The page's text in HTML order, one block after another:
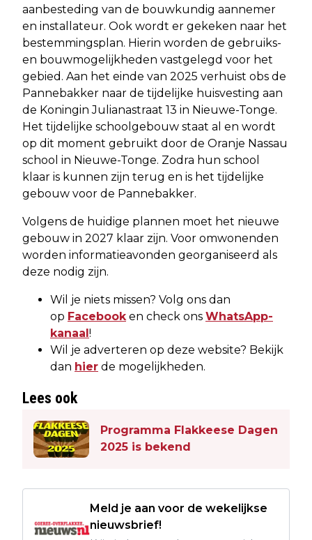
aanbesteding van de bouwkundig aannemer
en installateur. Ook wordt er gekeken naar het
bestemmingsplan. Hierin worden de gebruiks-
en bouwmogelijkheden vastgelegd voor het
gebied. Aan het einde van 2025 verhuist obs de
Pannebakker naar de tijdelijke huisvesting aan
de Koningin Julianastraat 13 in Nieuwe-Tonge.
Het tijdelijke schoolgebouw staat al en wordt
op dit moment gebruikt door de Oranje Nassau
school in Nieuwe-Tonge. Zodra hun school
klaar is kunnen zijn terug en is het tijdelijke
gebouw voor de Pannebakker.
Volgens de huidige plannen moet het nieuwe
gebouw in 2027 klaar zijn. Voor omwonenden
worden informatieavonden georganiseerd als
deze nodig zijn.
Wil je niets missen? Volg ons dan
op Facebooken check ons WhatsApp-
kanaal!
Wil je adverteren op deze website? Bekijk
dan hier de mogelijkheden.
Lees ook
Programma Flakkeese Dagen
2025 is bekend
Meld je aan voor de wekelijkse
nieuwsbrief!